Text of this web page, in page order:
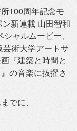
100周年記念モ
新連載 山田智和
ャルムービー、
術大学アートサ
『建築と時間と
の音楽に抜擢さ
でに、